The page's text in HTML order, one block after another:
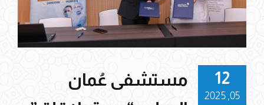
12
05, 2025
مستشفى عُمان